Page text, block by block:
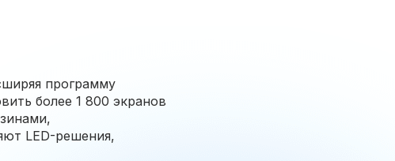
программу
более 1 800 экранов
LED-решения,